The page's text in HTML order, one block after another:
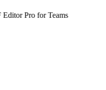
Pro for Teams